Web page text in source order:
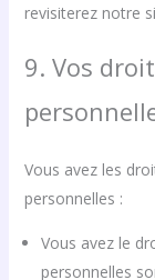
revisiterez notre
9. Vos
Vous avez les
personnelles :
Vous avez le
personnelles